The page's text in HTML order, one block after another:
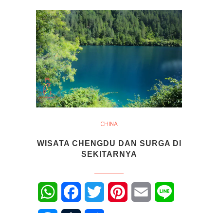
CHINA
WISATA CHENGDU DAN SURGA DI
SEKITARNYA
WhatsAppFacebookTwitter PinterestEmail